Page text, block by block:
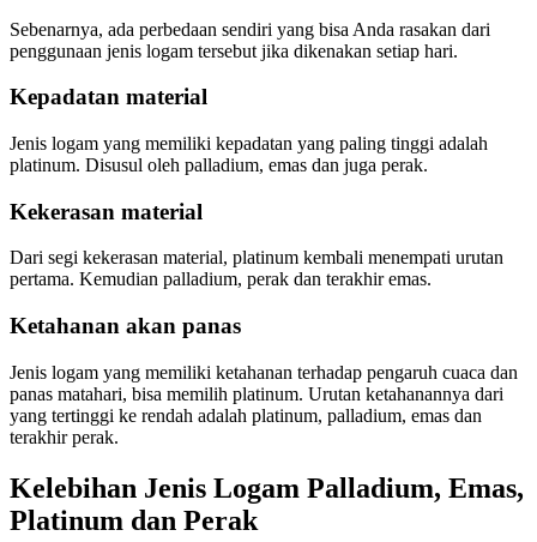
Sebenarnya, ada perbedaan sendiri yang bisa Anda rasakan dari
penggunaan jenis logam tersebut jika dikenakan setiap hari.
Kepadatan material
Jenis logam yang memiliki kepadatan yang paling tinggi adalah
platinum. Disusul oleh palladium, emas dan juga perak.
Kekerasan material
Dari segi kekerasan material, platinum kembali menempati urutan
pertama. Kemudian palladium, perak dan terakhir emas.
Ketahanan akan panas
Jenis logam yang memiliki ketahanan terhadap pengaruh cuaca dan
panas matahari, bisa memilih platinum. Urutan ketahanannya dari
yang tertinggi ke rendah adalah platinum, palladium, emas dan
terakhir perak.
Kelebihan Jenis Logam Palladium, Emas,
Platinum dan Perak